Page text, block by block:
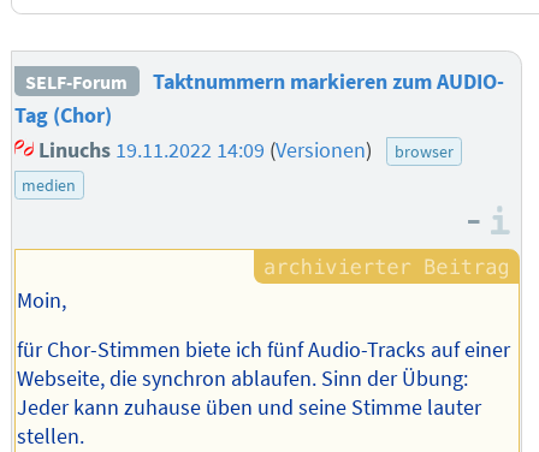
SELF-Forum
Taktnummern markieren zum AUDIO-
Tag (Chor)
Linuchs 19.11.2022 14:09 (Versionen)
browser
medien
–
Moin,
für Chor-Stimmen biete ich fünf Audio-Tracks auf einer
Webseite, die synchron ablaufen. Sinn der Übung:
Jeder kann zuhause üben und seine Stimme lauter
stellen.